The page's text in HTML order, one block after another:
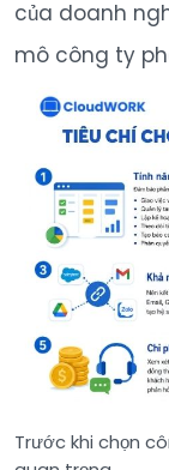
của doanh
mô công ty
Trước khi chọn